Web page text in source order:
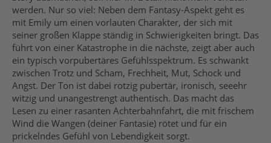
werden. Nur so viel: Neben dem Fantasy-Aspekt geht es
mit Emily um einen vorlauten Charakter, der sich mit
seiner großen Klappe ständig in Schwierigkeiten bringt. Das
führt von einer Katastrophe in die nächste, zeigt aber auch
ein typisch vorpubertäres Gefühlsspektrum. Es schwankt
zwischen Trotz und Scham, Frechheit, Mut, Schock und
Angst. Der Ton ist dabei rotzig pubertär, ironisch, seeehr
witzig und unangestrengt authentisch. Das macht das
Lesen zu einer rasanten Achterbahnfahrt, die mit frischem
Wind die Wangen (deiner Fantasie) rötet und für ein
prickelndes Gefühl von Lebendigkeit sorgt.